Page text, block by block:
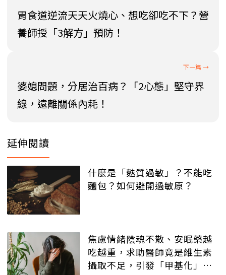
胃食道逆流天天火燒心、想吃卻吃不下？營
養師授「3解方」預防！
婆媳問題，分居治百病？「2心態」堅守界
線，遠離關係內耗！
延伸閱讀
什麼是「麩質過敏」？不能吃
麵包？如何避開過敏原？
焦慮情緒陰魂不散、安眠藥越
吃越重，求助醫師竟是維生素
攝取不足，引發「甲基化」失